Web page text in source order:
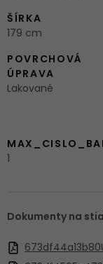
ŠÍRKA
179 cm
POVRCHOVÁ
ÚPRAVA
Lakované
1
Dokumenty na